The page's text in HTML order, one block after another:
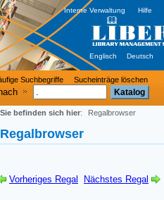
Suchbegriffe Sucheinträge löschen
Interne Verwaltung Hilfe
Englisch Deutsch
Sie befinden sich hier: Regalbrowser
Regalbrowser
Vorheriges Regal Nächstes Regal